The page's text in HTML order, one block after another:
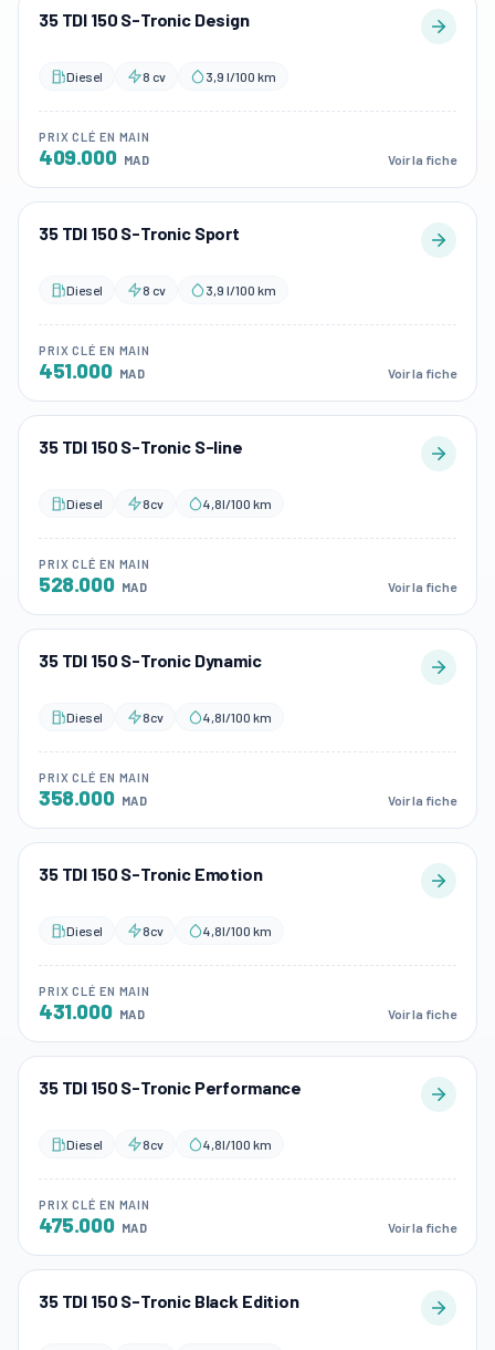
35 TDI 150 S-Tronic Design
Diesel 8 cv 3,9 l/100 km
PRIX CLÉ EN MAIN
409.000 MAD Voir la fiche
35 TDI 150 S-Tronic Sport
Diesel 8 cv 3,9 l/100 km
PRIX CLÉ EN MAIN
451.000 MAD Voir la fiche
35 TDI 150 S-Tronic S-line
Diesel 8cv 4,8l/100 km
PRIX CLÉ EN MAIN
528.000 MAD Voir la fiche
35 TDI 150 S-Tronic Dynamic
Diesel 8cv 4,8l/100 km
PRIX CLÉ EN MAIN
358.000 MAD Voir la fiche
35 TDI 150 S-Tronic Emotion
Diesel 8cv 4,8l/100 km
PRIX CLÉ EN MAIN
431.000 MAD Voir la fiche
35 TDI 150 S-Tronic Performance
Diesel 8cv 4,8l/100 km
PRIX CLÉ EN MAIN
475.000 MAD Voir la fiche
35 TDI 150 S-Tronic Black Edition